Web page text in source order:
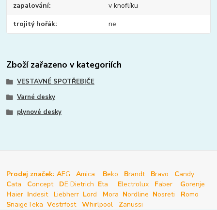
zapalování v knoflíku
trojitý hořák ne
Zboží zařazeno v kategoriích
VESTAVNÉ SPOTŘEBIČE
Varné desky
plynové desky
Prodej značek: AEG Amica Beko Brandt Bravo Candy
Cata Concept DE Dietrich Eta Electrolux Faber Gorenje
Haier Indesit Liebherr Lord Mora Nordline Nosreti Romo
SnaigeTeka Vestrfost Whirlpool Zanussi